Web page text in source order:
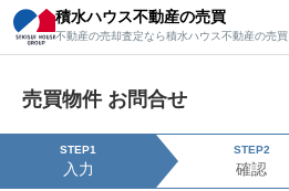
積水ハウス不動産の売買
不動産の売却査定なら積水ハウス不動産の売買
売買物件 お問合せ
STEP1
入力
STEP2
確認
積水ハウス不動産の売買
不動産の売却査定なら積水ハウス不動産の売買